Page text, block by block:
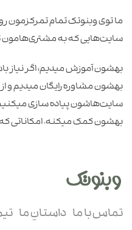
ما توی وبنوتک تمام
سایت‌هایی که به مشتری‌هامون
بهشون آموزش میدیم، اگر نیاز
بهشون مشاوره رایگان میدیم و
سایت‌هاشون پیاده سازی
بهشون کمک میکنه. امکاناتی
تماس با ما داستانِ ما